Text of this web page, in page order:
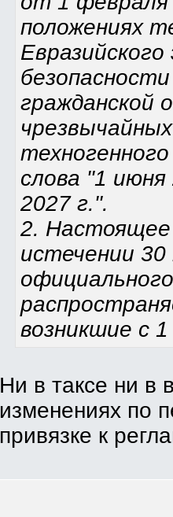
положениях
слова "1
2027 г.".
2. Настоящее
истечении
возникшие с
Ни в таксе ни в
изменениях по
привязке к